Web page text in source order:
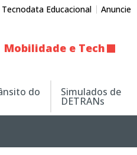
Tecnodata Educacional Anuncie
Mobilidade e Tech
do Simulados de
DETRANs